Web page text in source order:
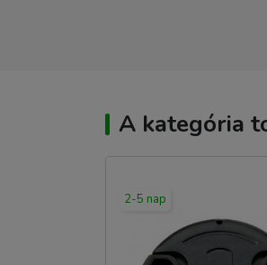
A kategória
2-5 nap